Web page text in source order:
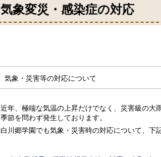
気象変災・感染症の対応
気象・災害等の対応について
近年、極端な気温の上昇だけでなく、災害級の大
季節を問わず発生しております。
白川郷学園でも気象・災害時の対応について、下